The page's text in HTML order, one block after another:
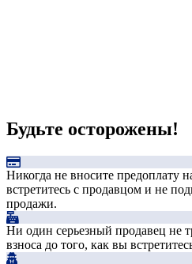
Будьте осторожены!
Никогда не вносите предоплату
встретитесь с продавцом и не
продажи.
Ни один серьезный продавец не
взноса до того, как вы